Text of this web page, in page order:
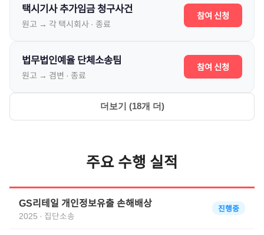
택시기사 추가임금 청구사건
원고 → 각 택시회사· 종료
참여 신청
법무법인예율 단체소송팀
원고 → 겸변 · 종료
참여 신청
더보기 (18개 더)
주요 수행 실적
GS리테일 개인정보유출 손해배상
2025 · 집단소송
진행중